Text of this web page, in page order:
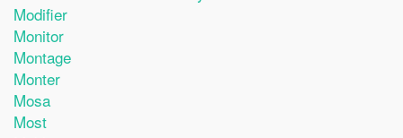
Modifier
Monitor
Montage
Monter
Mosa
Most